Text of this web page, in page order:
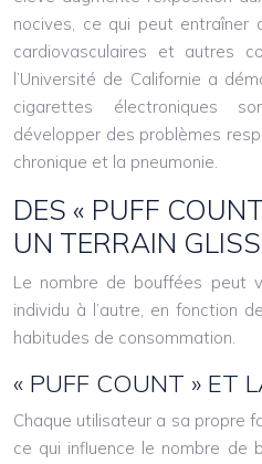
nocives, ce qui peut entraîner
cardiovasculaires et autres
l’Université de Californie a
cigarettes électroniques
développer des problèmes
chronique et la pneumonie.
DES « PUFF
UN TERRAIN
Le nombre de bouffées peut
individu à l’autre, en fonction
habitudes de consommation.
« PUFF COUNT » ET
Chaque utilisateur a sa propre
ce qui influence le nombre de